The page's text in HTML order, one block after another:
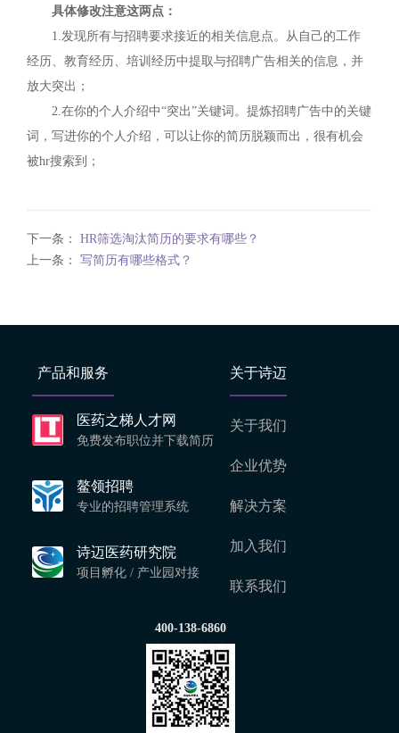
具体修改注意这两点：
1.发现所有与招聘要求接近的相关信息点。从自己的工作
经历、教育经历、培训经历中提取与招聘广告相关的信息，并
放大突出；
2.在你的个人介绍中“突出”关键词。提炼招聘广告中的关键
词，写进你的个人介绍，可以让你的简历脱颖而出，很有机会
被hr搜索到；
下一条： HR筛选淘汰简历的要求有哪些？
上一条： 写简历有哪些格式？
产品和服务
医药之梯人才网
免费发布职位并下载简历
鳌领招聘
专业的招聘管理系统
诗迈医药研究院
项目孵化 / 产业园对接
关于诗迈
关于我们
企业优势
解决方案
加入我们
联系我们
400-138-6860